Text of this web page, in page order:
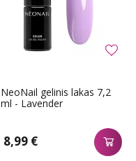
NeoNail gelinis lakas 7,2
ml - Lavender
8,99 €